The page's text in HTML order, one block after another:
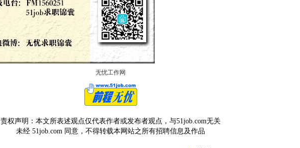
无忧工作网
责权声明：本文所表述观点仅代表作者或发布者观点，与51job.com无关
未经 51job.com 同意，不得转载本网站之所有招聘信息及作品